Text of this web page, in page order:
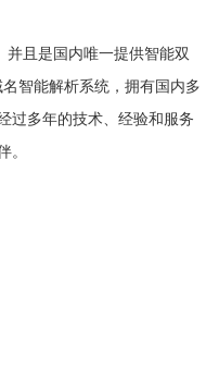
且是国内唯一提供智能双
智能解析系统，拥有国内多
过多年的技术、经验和服务
。